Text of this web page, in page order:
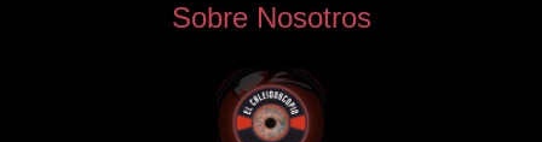
Sobre Nosotros